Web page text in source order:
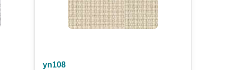
yn108